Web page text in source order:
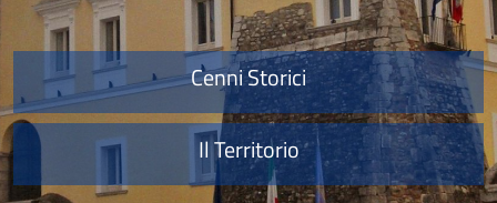
Cenni Storici
Il Territorio